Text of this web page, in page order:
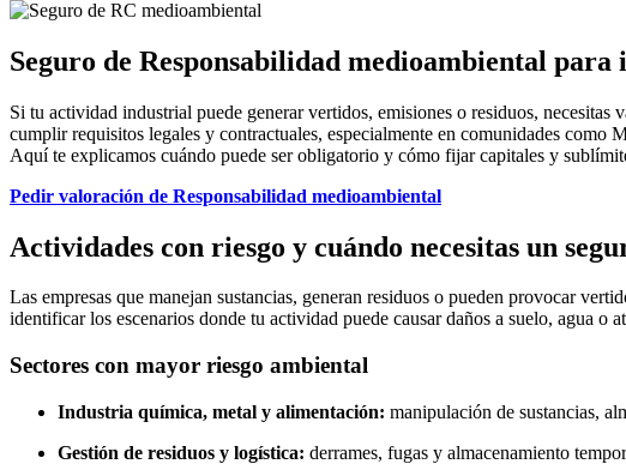
Seguro de Responsabilidad medioambiental
Si tu actividad industrial puede generar vertidos, emisiones o residuos, necesitas
cumplir requisitos legales y contractuales, especialmente en comunidades como
Aquí te explicamos cuándo puede ser obligatorio y cómo fijar capitales y
Pedir valoración de Responsabilidad medioambiental
Actividades con riesgo y cuándo necesitas un
Las empresas que manejan sustancias, generan residuos o pueden provocar
identificar los escenarios donde tu actividad puede causar daños a suelo, agua o
Sectores con mayor riesgo ambiental
Industria química, metal y alimentación: manipulación de sustancias,
Gestión de residuos y logística: derrames, fugas y almacenamiento